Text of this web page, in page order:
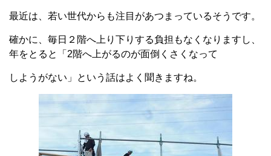
最近は、若い世代からも注目があつまっているそうです。
確かに、毎日２階へ上り下りする負担もなくなりますし、
年をとると「2階へ上がるのが面倒くさくなって
しようがない」という話はよく聞きますね。